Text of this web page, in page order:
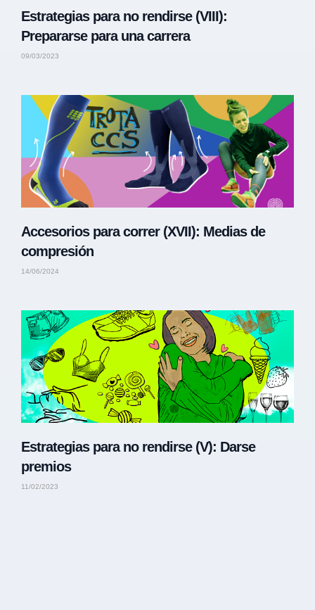
Estrategias para no rendirse (VIII):
Prepararse para una carrera
09/03/2023
Accesorios para correr (XVII): Medias de
compresión
14/06/2024
Estrategias para no rendirse (V): Darse
premios
11/02/2023